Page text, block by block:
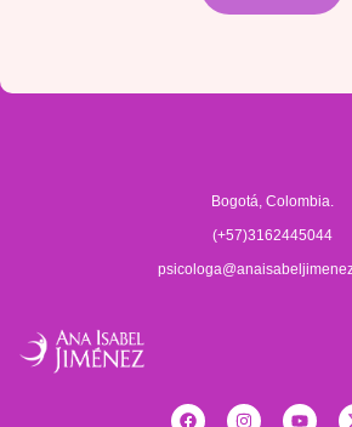
Bogotá, Colombia.
(+57)3162445044